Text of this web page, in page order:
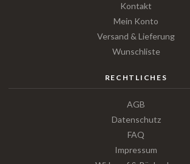
Kontakt
Mein Konto
Versand & Lieferung
Wunschliste
RECHTLICHES
AGB
Datenschutz
FAQ
Impressum